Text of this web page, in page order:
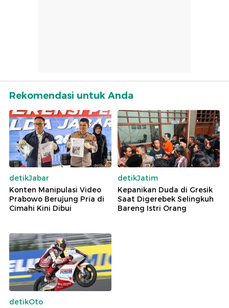
Rekomendasi untuk Anda
detikJabar
Konten Manipulasi Video
Prabowo Berujung Pria di
Cimahi Kini Dibui
detikJatim
Kepanikan Duda di Gresik
Saat Digerebek Selingkuh
Bareng Istri Orang
detikOto